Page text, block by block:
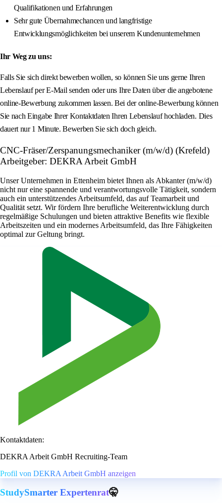
Qualifikationen und Erfahrungen
Sehr gute Übernahmechancen und langfristige
Entwicklungsmöglichkeiten bei unserem Kundenunternehmen
Ihr Weg zu uns:
Falls Sie sich direkt bewerben wollen, so können Sie uns gerne Ihren
Lebenslauf per E-Mail senden oder uns Ihre Daten über die angebotene
online-Bewerbung zukommen lassen. Bei der online-Bewerbung können
Sie nach Eingabe Ihrer Kontaktdaten Ihren Lebenslauf hochladen. Dies
dauert nur 1 Minute. Bewerben Sie sich doch gleich.
CNC-Fräser/Zerspanungsmechaniker (m/w/d) (Krefeld)
Arbeitgeber: DEKRA Arbeit GmbH
Unser Unternehmen in Ettenheim bietet Ihnen als Abkanter (m/w/d)
nicht nur eine spannende und verantwortungsvolle Tätigkeit, sondern
auch ein unterstützendes Arbeitsumfeld, das auf Teamarbeit und
Qualität setzt. Wir fördern Ihre berufliche Weiterentwicklung durch
regelmäßige Schulungen und bieten attraktive Benefits wie flexible
Arbeitszeiten und ein modernes Arbeitsumfeld, das Ihre Fähigkeiten
optimal zur Geltung bringt.
Kontaktdaten:
DEKRA Arbeit GmbH Recruiting-Team
Profil von DEKRA Arbeit GmbH anzeigen
StudySmarter Expertenrat🤫